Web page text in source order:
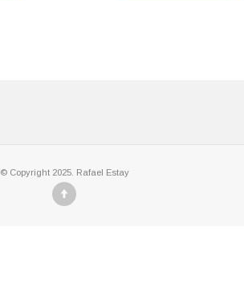
© Copyright 2025. Rafael Estay